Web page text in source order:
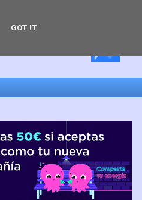
GOT IT